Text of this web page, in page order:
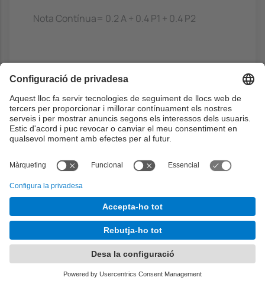
Nota Contínua= 0.2 A + 0.4 P1 + 0.4 P2
final i, en aquest cas, la Nota Final = Nota
Contínua.
Si l'estudiant es presenta a l'examen final i
Nota Final = max { ExF, (NotaContínua +
ExF)/2 }
L'avaluació de la competència G7.3 la realitza
el professor individualment per a cada alumne
basant-se en les presentacions públiques i